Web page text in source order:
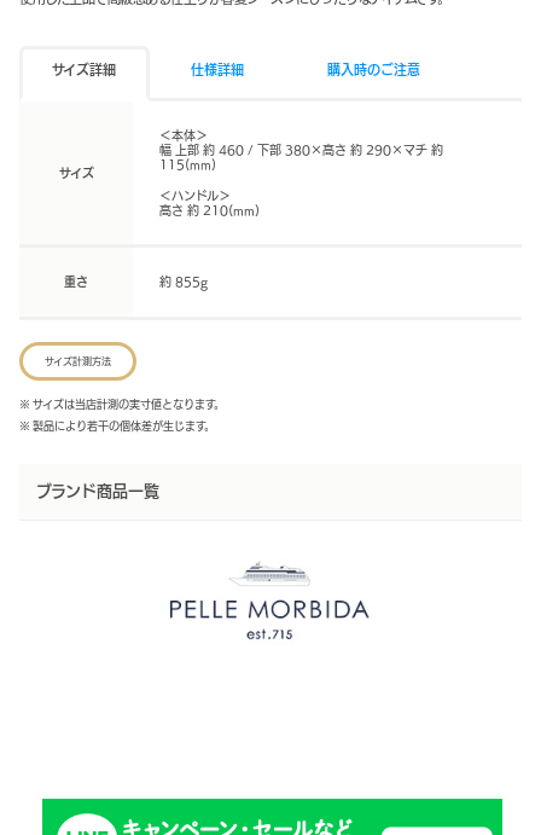
サイズ詳細 仕様詳細 購入時のご注意
サイズ
＜本体＞
幅 上部 約 460 / 下部 380×高さ 約 290×マチ 約
115(mm)
＜ハンドル＞
高さ 約 210(mm)
重さ 約 855g
サイズ計測方法
※ サイズは当店計測の実寸値となります。
※ 製品により若干の個体差が生じます。
ブランド商品一覧